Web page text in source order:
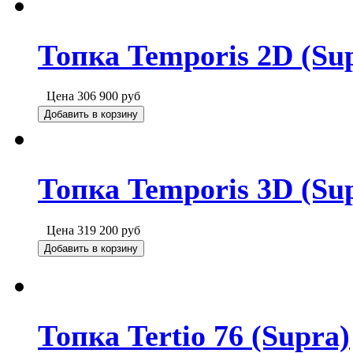
Топка Temporis 2D
Цена 306 900 руб
Добавить в корзину
Топка Temporis 3D
Цена 319 200 руб
Добавить в корзину
Топка Tertio 76 (Supra)